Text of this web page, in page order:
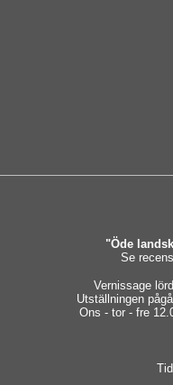
"Öde
Se
Vernissage
Utställningen
Ons - tor - fre